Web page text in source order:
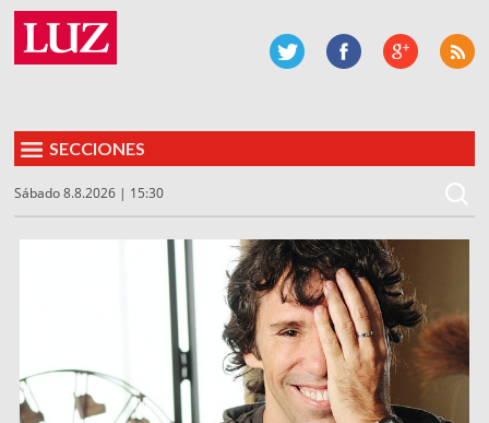
SECCIONES
Sábado 8.8.2026 | 15:30